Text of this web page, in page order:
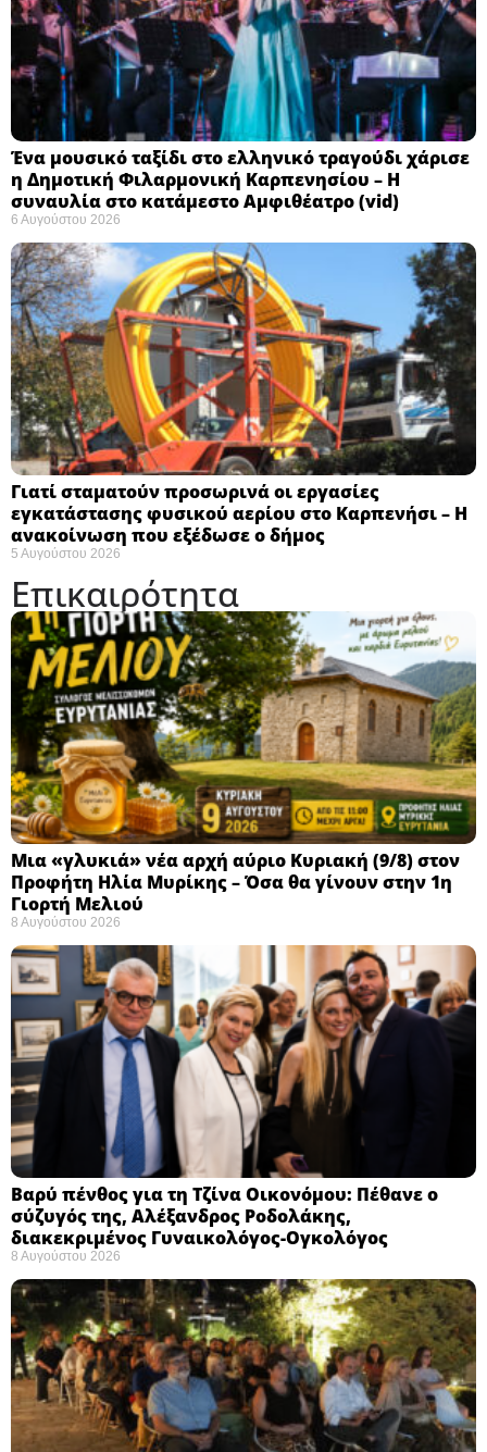
Ένα μουσικό ταξίδι στο ελληνικό τραγούδι χάρισε
η Δημοτική Φιλαρμονική Καρπενησίου – Η
συναυλία στο κατάμεστο Αμφιθέατρο (vid)
6 Αυγούστου 2026
Γιατί σταματούν προσωρινά οι εργασίες
εγκατάστασης φυσικού αερίου στο Καρπενήσι – Η
ανακοίνωση που εξέδωσε ο δήμος
5 Αυγούστου 2026
Επικαιρότητα
Μια «γλυκιά» νέα αρχή αύριο Κυριακή (9/8) στον
Προφήτη Ηλία Μυρίκης – Όσα θα γίνουν στην 1η
Γιορτή Μελιού
8 Αυγούστου 2026
Βαρύ πένθος για τη Τζίνα Οικονόμου: Πέθανε ο
σύζυγός της, Αλέξανδρος Ροδολάκης,
διακεκριμένος Γυναικολόγος-Ογκολόγος
8 Αυγούστου 2026